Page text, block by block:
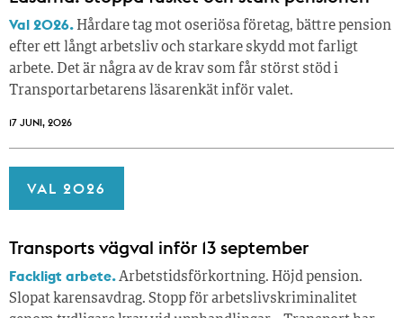
Val 2026. Hårdare tag mot oseriösa företag, bättre pension
efter ett långt arbetsliv och starkare skydd mot farligt
arbete. Det är några av de krav som får störst stöd i
Transportarbetarens läsar­enkät inför valet.
17 JUNI, 2026
VAL 2026
Transports vägval inför 13 september
Fackligt arbete.Arbetstidsförkortning. Höjd pension.
Slopat karensavdrag. Stopp för arbetslivskriminalitet